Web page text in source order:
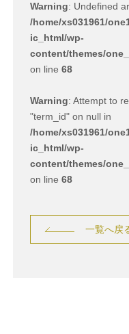
Warning: Undefined
/home/xs031961/
ic_html/wp-
content/themes/
on line 68
Warning: Attempt to
"term_id" on null in
/home/xs031961/
ic_html/wp-
content/themes/
on line 68
一覧へ戻